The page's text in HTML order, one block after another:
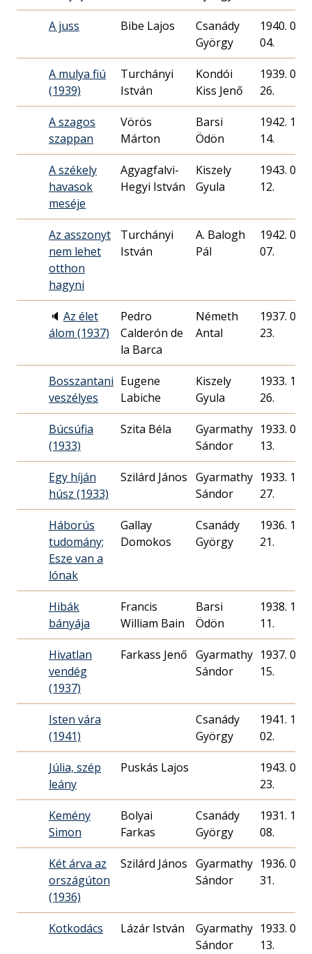
A juss Bibe Lajos
Csanády
György
1940. 02.
04.
A mulya fiú
(1939)
Turchányi
István
Kondói
Kiss Jenő
1939. 08.
26.
A szagos
szappan
Vörös
Márton
Barsi
Ödön
1942. 11.
14.
A székely
havasok
meséje
Agyagfalvi-
Hegyi István
Kiszely
Gyula
1943. 02.
12.
Az asszonyt
nem lehet
otthon
hagyni
Turchányi
István
A. Balogh
Pál
1942. 08.
07.
🔈 Az élet
álom (1937)
Pedro
Calderón de
la Barca
Németh
Antal
1937. 06.
23.
Bosszantani
veszélyes
Eugene
Labiche
Kiszely
Gyula
1933. 11.
26.
Búcsúfia
(1933)
Szita Béla
Gyarmathy
Sándor
1933. 08.
13.
Egy híján
húsz (1933)
Szilárd János Gyarmathy
Sándor
1933. 12.
27.
Háborús
tudomány;
Esze van a
lónak
Gallay
Domokos
Csanády
György
1936. 11.
21.
Hibák
bányája
Francis
William Bain
Barsi
Ödön
1938. 10.
11.
Hivatlan
vendég
(1937)
Farkass Jenő Gyarmathy
Sándor
1937. 08.
15.
Isten vára
(1941)
Csanády
György
1941. 10.
02.
Júlia, szép
leány
Puskás Lajos
1943. 02.
23.
Kemény
Simon
Bolyai
Farkas
Csanády
György
1931. 12.
08.
Két árva az
országúton
(1936)
Szilárd János Gyarmathy
Sándor
1936. 01.
31.
Kotkodács Lázár István
Gyarmathy
Sándor
1933. 08.
13.